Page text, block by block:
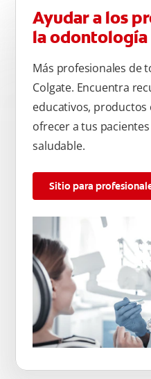
Ayudar a los
la odontología
Más profesionales de
Colgate. Encuentra
educativos,
ofrecer a tus
saludable.
Sitio para